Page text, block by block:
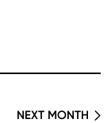
NEXT MONTH